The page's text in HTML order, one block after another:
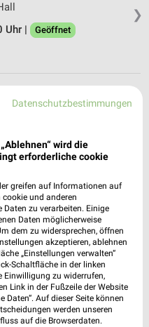
❯
Uhr |
Geöffnet
Hessental
13:10 - 17:00 Uhr |
Hall
Uhr | Geöffnet
1 Prospekt
Datenschutzbestimmungen
wird die
erforderliche cookie
greifen auf Informationen auf
cookie und anderen
Daten zu verarbeiten. Einige
Daten möglicherweise
dem zu widersprechen, öffnen
akzeptieren, ablehnen
„Einstellungen verwalten“
Schaltfläche in der linken
Einwilligung zu widerrufen,
Link in der Fußzeile der Website
Daten“. Auf dieser Seite können
werden unseren
auf die Browserdaten.